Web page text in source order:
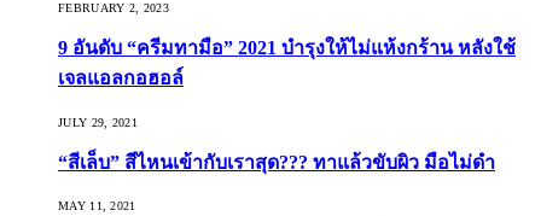
FEBRUARY 2, 2023
9 อันดับ “ครีมทามือ” 2021 บำรุงให้ไม่แห้งกร้าน หลังใช้
เจลแอลกอฮอล์
JULY 29, 2021
“สีเล็บ” สีไหนเข้ากับเราสุด??? ทาแล้วขับผิว มือไม่ดำ
MAY 11, 2021